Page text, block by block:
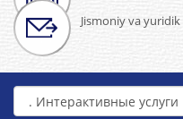
Jismoniy va